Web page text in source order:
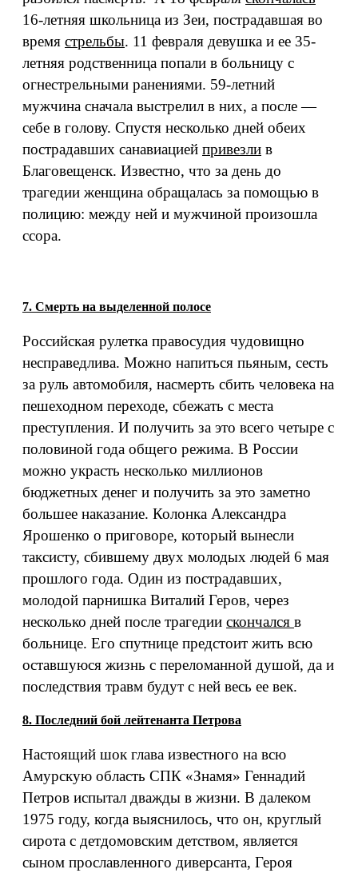
16-летняя школьница из Зеи, пострадавшая во
время стрельбы. 11 февраля девушка и ее 35-
летняя родственница попали в больницу с
огнестрельными ранениями. 59-летний
мужчина сначала выстрелил в них, а после —
себе в голову. Спустя несколько дней обеих
пострадавших санавиацией привезли в
Благовещенск. Известно, что за день до
трагедии женщина обращалась за помощью в
полицию: между ней и мужчиной произошла
ссора.
7. Смерть на выделенной полосе
Российская рулетка правосудия чудовищно
несправедлива. Можно напиться пьяным, сесть
за руль автомобиля, насмерть сбить человека на
пешеходном переходе, сбежать с места
преступления. И получить за это всего четыре с
половиной года общего режима. В России
можно украсть несколько миллионов
бюджетных денег и получить за это заметно
большее наказание. Колонка Александра
Ярошенко о приговоре, который вынесли
таксисту, сбившему двух молодых людей 6 мая
прошлого года. Один из пострадавших,
молодой парнишка Виталий Геров, через
несколько дней после трагедии скончался в
больнице. Его спутнице предстоит жить всю
оставшуюся жизнь с переломанной душой, да и
последствия травм будут с ней весь ее век.
8. Последний бой лейтенанта Петрова
Настоящий шок глава известного на всю
Амурскую область СПК «Знамя» Геннадий
Петров испытал дважды в жизни. В далеком
1975 году, когда выяснилось, что он, круглый
сирота с детдомовским детством, является
сыном прославленного диверсанта, Героя